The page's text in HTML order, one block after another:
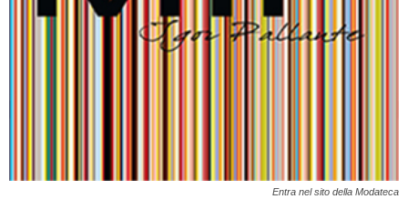
Entra nel sito della Modateca